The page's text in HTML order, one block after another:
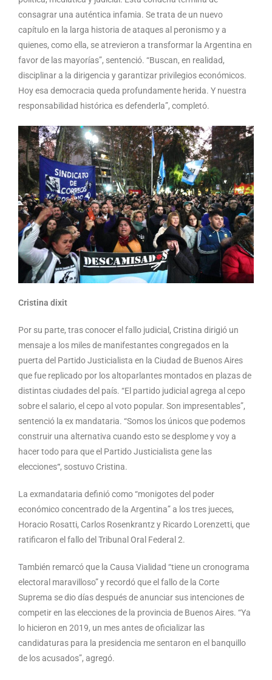
consagrar una auténtica infamia. Se trata de un nuevo
capítulo en la larga historia de ataques al peronismo y a
quienes, como ella, se atrevieron a transformar la Argentina en
favor de las mayorías”, sentenció. “Buscan, en realidad,
disciplinar a la dirigencia y garantizar privilegios económicos.
Hoy esa democracia queda profundamente herida. Y nuestra
responsabilidad histórica es defenderla”, completó.
Cristina dixit
Por su parte, tras conocer el fallo judicial, Cristina dirigió un
mensaje a los miles de manifestantes congregados en la
puerta del Partido Justicialista en la Ciudad de Buenos Aires
que fue replicado por los altoparlantes montados en plazas de
distintas ciudades del país. “El partido judicial agrega al cepo
sobre el salario, el cepo al voto popular. Son impresentables”,
sentenció la ex mandataria. “Somos los únicos que podemos
construir una alternativa cuando esto se desplome y voy a
hacer todo para que el Partido Justicialista gene las
elecciones“, sostuvo Cristina.
La exmandataria definió como “monigotes del poder
económico concentrado de la Argentina” a los tres jueces,
Horacio Rosatti, Carlos Rosenkrantz y Ricardo Lorenzetti, que
ratificaron el fallo del Tribunal Oral Federal 2.
También remarcó que la Causa Vialidad “tiene un cronograma
electoral maravilloso” y recordó que el fallo de la Corte
Suprema se dio días después de anunciar sus intenciones de
competir en las elecciones de la provincia de Buenos Aires. “Ya
lo hicieron en 2019, un mes antes de oficializar las
candidaturas para la presidencia me sentaron en el banquillo
de los acusados”, agregó.